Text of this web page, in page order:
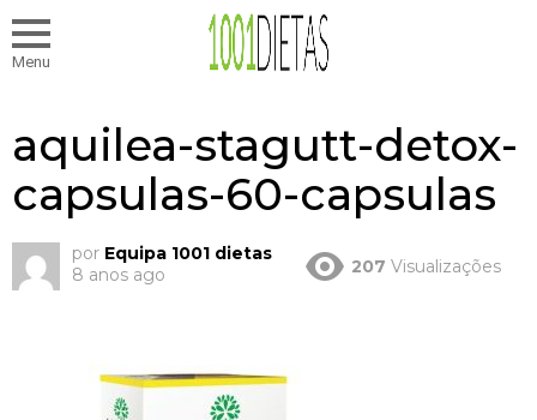
Menu
aquilea-stagutt-detox-
capsulas-60-capsulas
por Equipa 1001 dietas
8 anos ago
207 Visualizações